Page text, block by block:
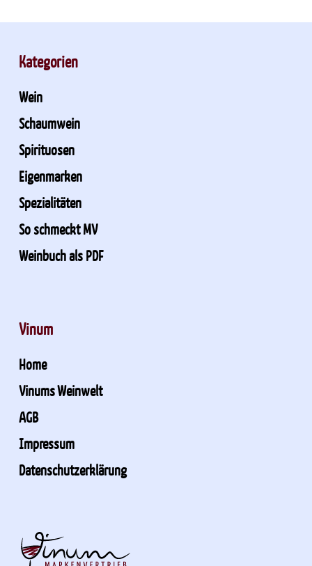
Kategorien
Wein
Schaumwein
Spirituosen
Eigenmarken
Spezialitäten
So schmeckt MV
Weinbuch als PDF
Vinum
Home
Vinums Weinwelt
AGB
Impressum
Datenschutzerklärung